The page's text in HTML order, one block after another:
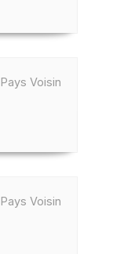
Pays Voisin
Pays Voisin